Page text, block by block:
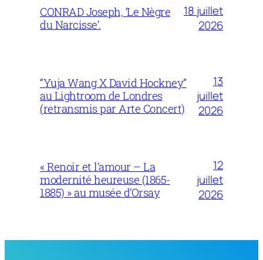
CONRAD Joseph, ‘Le Nègre
du Narcisse’.
18 juillet
2026
“Yuja Wang X David Hockney”
au Lightroom de Londres
(retransmis par Arte Concert)
13
juillet
2026
« Renoir et l’amour – La
modernité heureuse (1865-
1885) » au musée d’Orsay
12
juillet
2026